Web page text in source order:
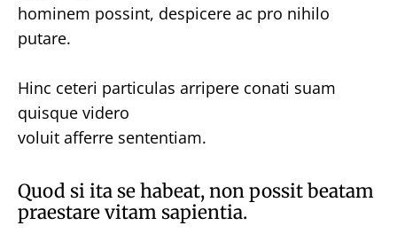
hominem possint, despicere ac pro nihilo
putare.
Hinc ceteri particulas arripere conati suam
quisque videro
voluit afferre sententiam.
Quod si ita se habeat, non possit beatam
praestare vitam sapientia.